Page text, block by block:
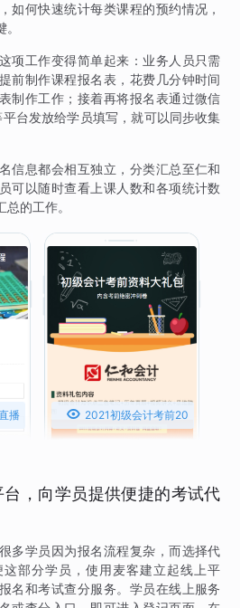
如何快速统计每类课程的预约情况，
项工作变得简单起来：业务人员只需
前制作课程报名表，花费几分钟时间
制作工作；接着再将报名表通过微信
台发放给学员填写，就可以同步收集
信息都会相互独立，分类汇总至仁和
可以随时查看上课人数和各项统计数
的工作。
播
 2021初级会计考前20
，向学员提供便捷的考试代
多学员因为报名流程复杂，而选择代
部分学员，使用麦客建立起线上平
名和考试查分服务。学员在线上服务